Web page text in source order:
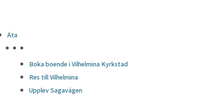
Äta
Boka boende i Vilhelmina Kyrkstad
Res till Vilhelmina
Upplev Sagavägen